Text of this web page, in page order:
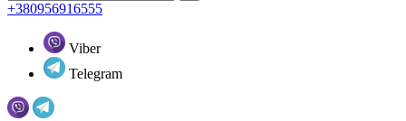
+380956916555
Viber
Telegram